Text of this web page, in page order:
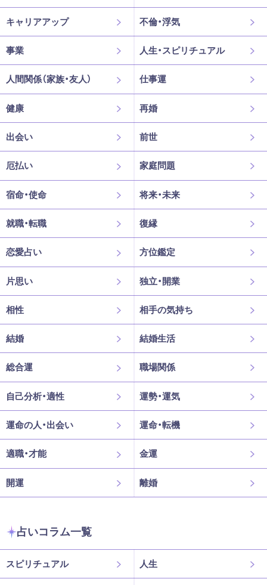
キャリアアップ 不倫・浮気
事業 人生・スピリチュアル
人間関係（家族・友人） 仕事運
健康 再婚
出会い 前世
厄払い 家庭問題
宿命・使命 将来・未来
就職・転職 復縁
恋愛占い 方位鑑定
片思い 独立・開業
相性 相手の気持ち
結婚 結婚生活
総合運 職場関係
自己分析・適性 運勢・運気
運命の人・出会い 運命・転機
適職・才能 金運
開運 離婚
占いコラム一覧
スピリチュアル 人生